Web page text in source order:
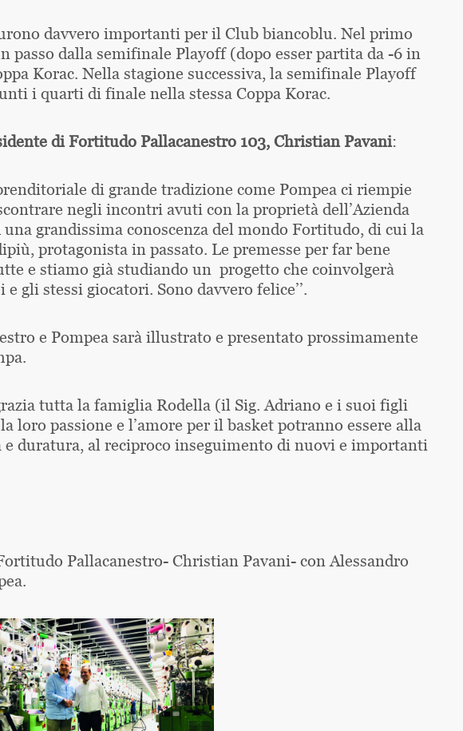
davvero importanti per il Club biancoblu. Nel primo
passo dalla semifinale Playoff (dopo esser partita da -6 in
Korac. Nella stagione successiva, la semifinale Playoff
i quarti di finale nella stessa Coppa Korac.
di Fortitudo Pallacanestro 103, Christian Pavani:
di grande tradizione come Pompea ci riempie
negli incontri avuti con la proprietà dell’Azienda
grandissima conoscenza del mondo Fortitudo, di cui la
protagonista in passato. Le premesse per far bene
e stiamo già studiando un progetto che coinvolgerà
gli stessi giocatori. Sono davvero felice’’.
e Pompea sarà illustrato e presentato prossimamente
tutta la famiglia Rodella (il Sig. Adriano e i suoi figli
loro passione e l’amore per il basket potranno essere alla
duratura, al reciproco inseguimento di nuovi e importanti
Pallacanestro- Christian Pavani- con Alessandro